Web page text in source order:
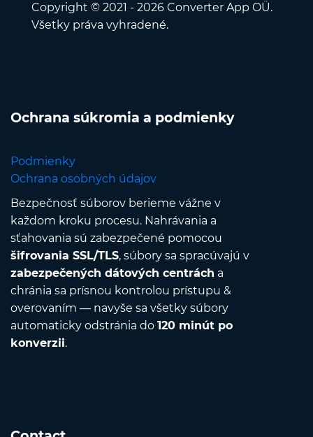
Copyright © 2021 - 2026 Converter App OÜ.
Všetky práva vyhradené.
Ochrana súkromia a podmienky
Podmienky
Ochrana osobných údajov
Bezpečnosť súborov berieme vážne v
každom kroku procesu. Nahrávania a
sťahovania sú zabezpečené pomocou
šifrovania SSL/TLS, súbory sa spracúvajú v
zabezpečených dátových centrách a
chránia sa prísnou kontrolou prístupu &
overovaním — navyše sa všetky súbory
automaticky odstránia do 120 minút po
konverzii.